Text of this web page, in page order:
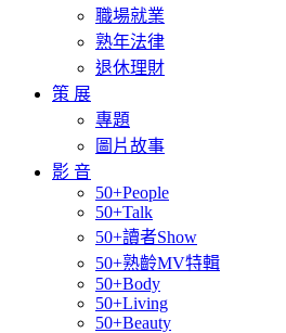
職場就業
熟年法律
退休理財
策 展
專題
圖片故事
影 音
50+People
50+Talk
50+讀者Show
50+熟齡MV特輯
50+Body
50+Living
50+Beauty